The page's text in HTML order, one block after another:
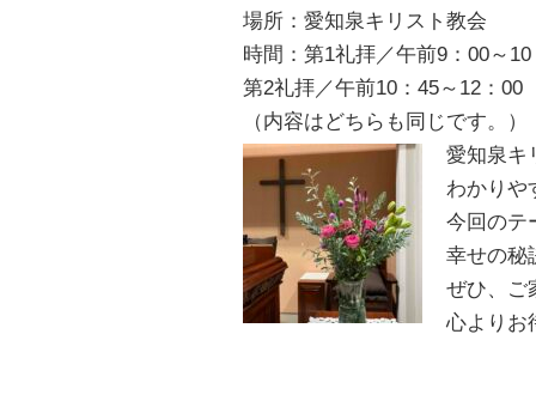
場所：愛知泉キリスト教会
時間：第1礼拝／午前9：00～10
第2礼拝／午前10：45～12：00
（内容はどちらも同じです。）
愛知泉キ
わかりや
今回のテ
幸せの秘
ぜひ、ご
心よりお